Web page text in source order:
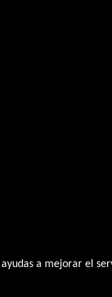
a mejorar el